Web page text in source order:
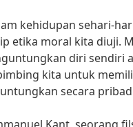
kehidupan sehari-
etika moral kita diuji.
diri sendiri
kita untuk
secara